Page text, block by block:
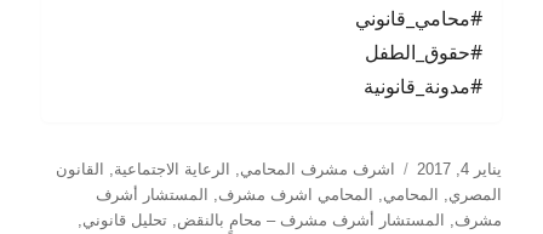
#محامي_قانوني
#حقوق_الطفل
#مدونة_قانونية
نُشرت
في
يناير 4, 2017 التصنيفات
اشرف مشرف المحامي, الرعاية الاجتماعية,
القانون
المصري, المحامي, المحامي اشرف مشرف,
المستشار أشرف
مشرف, المستشار أشرف مشرف – محامٍ بالنقض,تحليل قانوني,